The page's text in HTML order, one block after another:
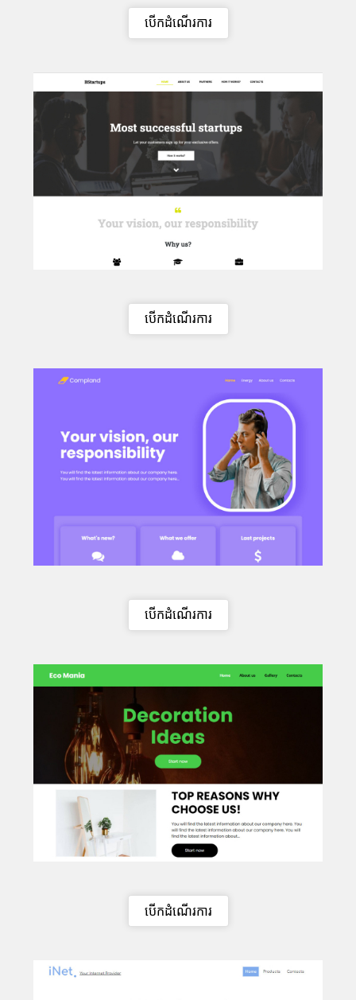
បើកដំណើរការ
បើកដំណើរការ
បើកដំណើរការ
បើកដំណើរការ